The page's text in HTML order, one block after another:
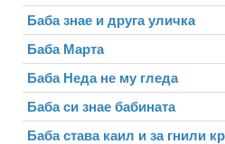
Баба знае и друга уличка
Баба Марта
Баба Неда не му гледа
Баба си знае бабината
Баба става каил и за гнили